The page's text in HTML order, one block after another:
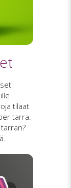
tilaat
tarra.